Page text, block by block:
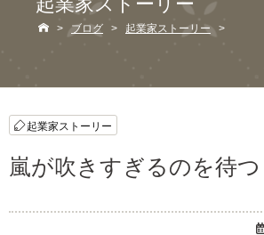
 > ブログ > 起業家ストーリー >
起業家ストーリー
嵐が吹きすぎるのを待つ